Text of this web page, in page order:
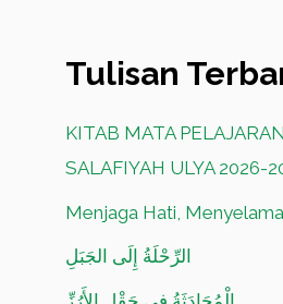
Tulisan
KITAB MATA
SALAFIYAH ULYA 2026-
Menjaga Hati,
الرِّحْلَةُ إِلَى الجَبَلِ